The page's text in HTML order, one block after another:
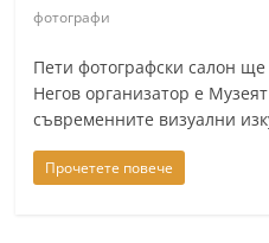
фотографи
Пети фотографски салон
Негов организатор е
съвременните визуални
Прочетете повече